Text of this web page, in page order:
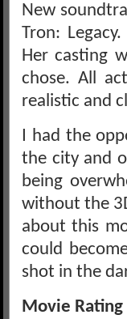
New
Tron: Legacy.
Her casting
chose. All
realistic and
I had the
the city and
being
without the
about this
could
shot in the
Movie